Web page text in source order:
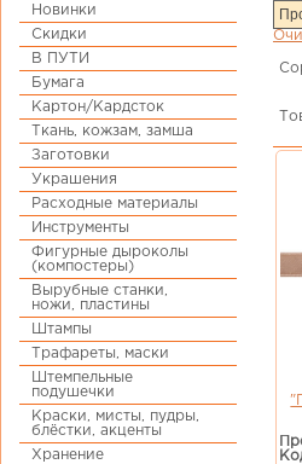
Новинки
Скидки
В ПУТИ
Бумага
Картон/Кардсток
Ткань, кожзам, замша
Заготовки
Украшения
Расходные материалы
Инструменты
Фигурные дыроколы
(компостеры)
Вырубные станки,
ножи, пластины
Штампы
Трафареты, маски
Штемпельные
подушечки
Краски, мисты, пудры,
блёстки, акценты
Хранение